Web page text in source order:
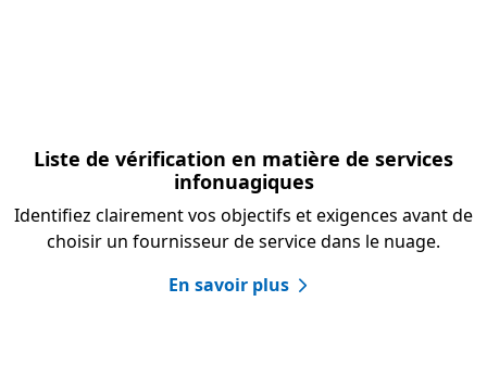
Liste de vérification en matière de services
infonuagiques
Identifiez clairement vos objectifs et exigences avant de
choisir un fournisseur de service dans le nuage.
En savoir plus